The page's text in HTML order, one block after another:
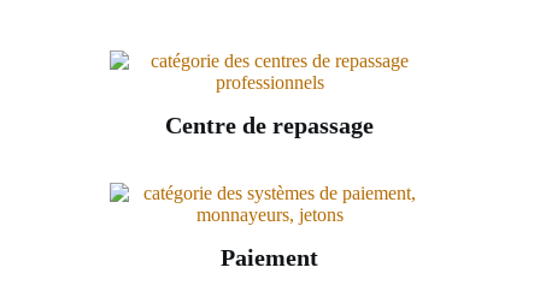
Centre de repassage
Paiement